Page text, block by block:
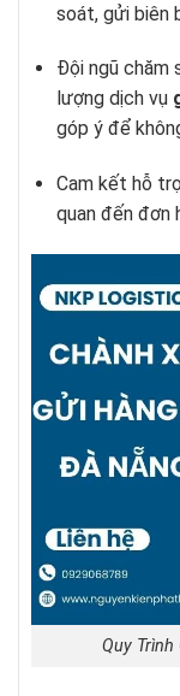
soát, gửi biên
Đội ngũ chăm
lượng dịch vụ
góp ý để
Cam kết hỗ
quan đến đơn
Quy